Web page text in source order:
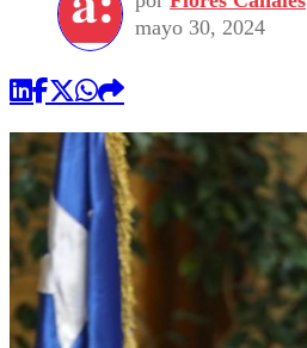
mayo 30, 2024